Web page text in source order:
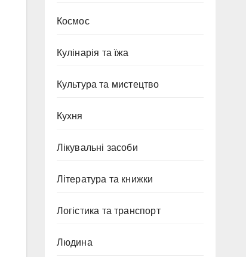
Космос
Кулінарія та їжа
Культура та мистецтво
Кухня
Лікувальні засоби
Література та книжки
Логістика та транспорт
Людина